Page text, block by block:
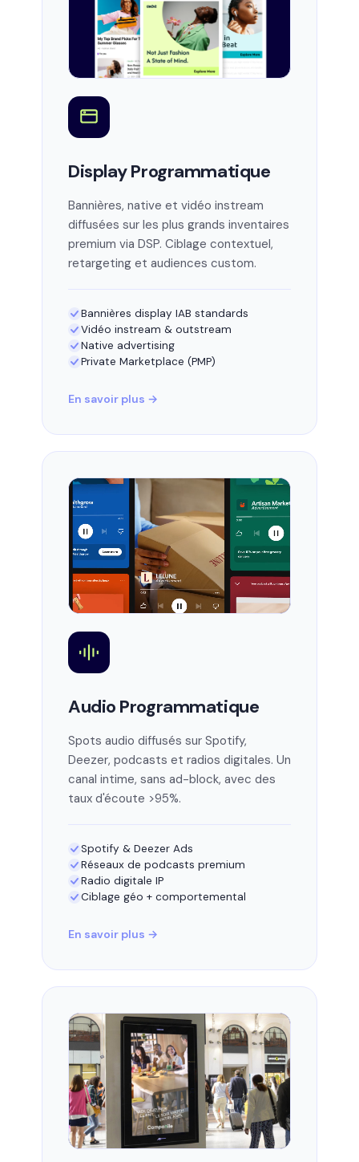
Display Programmatique
Bannières, native et vidéo instream
diffusées sur les plus grands inventaires
premium via DSP. Ciblage contextuel,
retargeting et audiences custom.
Bannières display IAB standards
Vidéo instream & outstream
Native advertising
Private Marketplace (PMP)
En savoir plus →
Audio Programmatique
Spots audio diffusés sur Spotify,
Deezer, podcasts et radios digitales. Un
canal intime, sans ad-block, avec des
taux d'écoute >95%.
Spotify & Deezer Ads
Réseaux de podcasts premium
Radio digitale IP
Ciblage géo + comportemental
En savoir plus →